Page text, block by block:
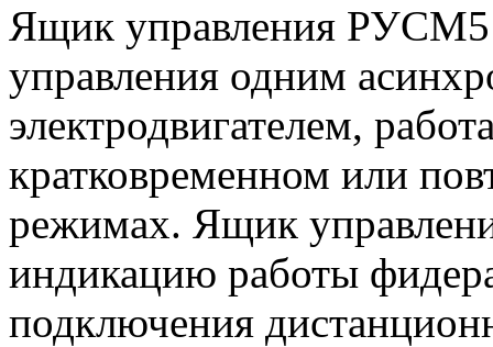
Ящик управления
управления одним
электродвигателем,
кратковременном или
режимах. Ящик
индикацию работы
подключения